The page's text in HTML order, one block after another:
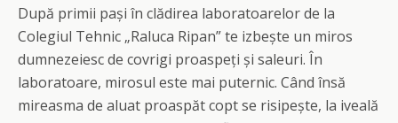
După primii pași în clădirea laboratoarelor de la
Colegiul Tehnic „Raluca Ripan” te izbește un miros
dumnezeiesc de covrigi proaspeți și saleuri. În
laboratoare, mirosul este mai puternic. Când însă
mireasma de aluat proaspăt copt se risipește, la iveală